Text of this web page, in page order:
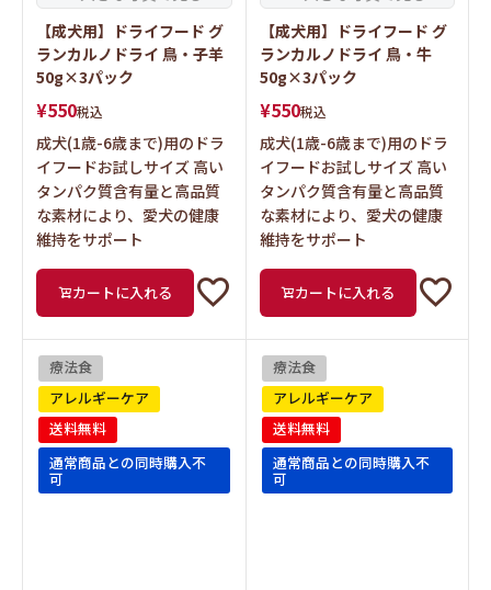
【成犬用】ドライフード グ
ランカルノドライ 鳥・子羊
50g×3パック
¥550税込
成犬(1歳-6歳まで)用のドラ
イフードお試しサイズ 高い
タンパク質含有量と高品質
な素材により、愛犬の健康
維持をサポート
カートに入れる
【成犬用】ドライフード グ
ランカルノドライ 鳥・牛
50g×3パック
¥550税込
成犬(1歳-6歳まで)用のドラ
イフードお試しサイズ 高い
タンパク質含有量と高品質
な素材により、愛犬の健康
維持をサポート
カートに入れる
療法食
アレルギーケア
送料無料
通常商品との同時購入不
可
療法食
アレルギーケア
送料無料
通常商品との同時購入不
可